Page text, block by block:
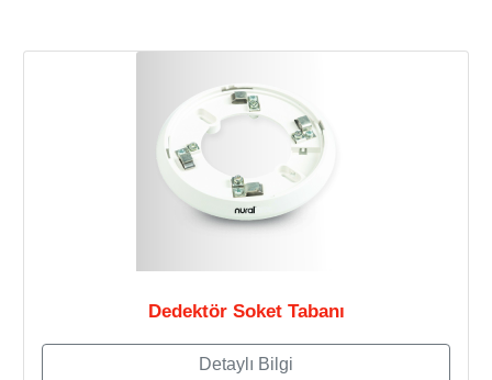
Dedektör Soket Tabanı
Detaylı Bilgi